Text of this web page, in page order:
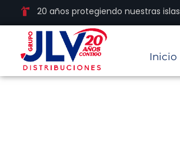
20 años protegiendo nuestras islas
Inicio